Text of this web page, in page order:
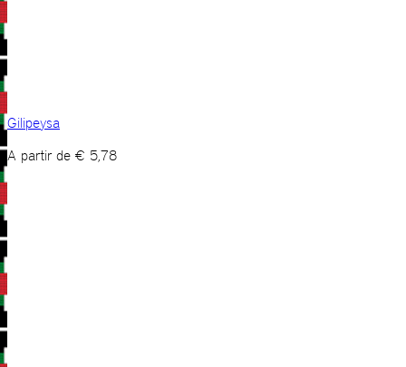
Gilipeysa
A partir de € 5,78